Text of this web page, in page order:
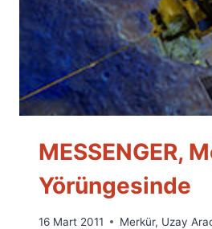
MESSENGER,
Yörüngesinde
By
16 Mart 2011 Merkür, Uzay